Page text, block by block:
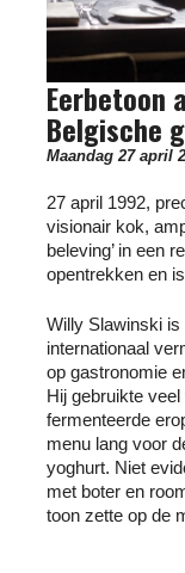
Eerbetoon
Belgische
Maandag 27 april
27 april 1992,
visionair kok,
beleving’ in een
opentrekken en
Willy Slawinski is
internationaal
op gastronomie
Hij gebruikte
fermenteerde
menu lang voor
yoghurt. Niet
met boter en
toon zette op de